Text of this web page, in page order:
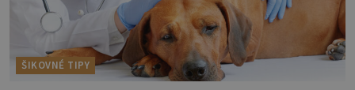
ŠIKOVNÉ TIPY